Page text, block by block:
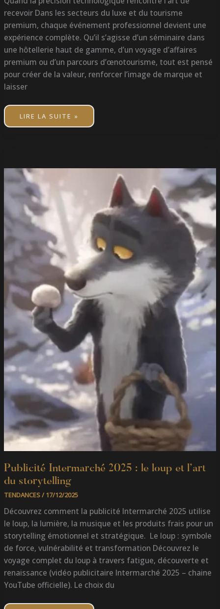
recevoir Dans les secteurs du luxe et du tourisme
premium, chaque événement professionnel devient une
expérience complète. Qu’il s’agisse d’un séminaire dans
une hôtellerie haut de gamme, d’un voyage d’affaires
premium ou d’un parcours d’œnotourisme, tout est pensé
pour créer de la valeur, renforcer l’image de marque et
laisser
LIRE LA SUITE »
Publicité Intermarché 2025 : le loup et l’art
du storytelling
TENDANCES/ 17/12/2025
Découvrez comment la publicité Intermarché 2025 utilise
le loup, la lumière, la musique et les produits frais pour un
storytelling émotionnel et stratégique. Le loup : symbole
de force, vulnérabilité et transformation Découvrez le
voyage complet du loup à travers fatigue, découverte et
renaissance (vidéo publicitaire Intermarché 2025 – chaine
YouTube officielle). Le choix du
PUBLICITÉ
INTERMARCHÉ
2025
LE
LOUP
ET
L’ART
DU
STORYTELLING